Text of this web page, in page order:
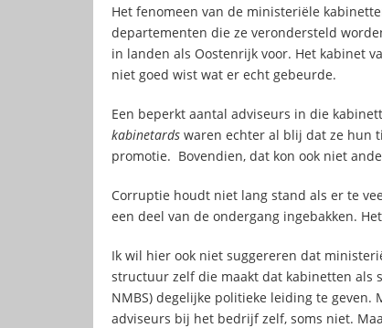
Het fenomeen van de ministeriële
departementen die ze verondersteld
in landen als Oostenrijk voor. Het kabinet
niet goed wist wat er echt gebeurde.
Een beperkt aantal adviseurs in die
kabinetards waren echter al blij dat ze hun
promotie. Bovendien, dat kon ook niet
Corruptie houdt niet lang stand als er te
een deel van de ondergang ingebakken.
Ik wil hier ook niet suggereren dat
structuur zelf die maakt dat kabinetten als
NMBS) degelijke politieke leiding te
adviseurs bij het bedrijf zelf, soms niet.